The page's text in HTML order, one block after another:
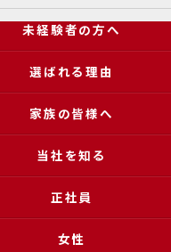
未経験者の方へ
選ばれる理由
家族の皆様へ
当社を知る
正社員
女性